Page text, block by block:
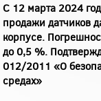
С 12 марта 2024
продажидатчиков
корпусе.
до 0,5 %.
012/2011«О
средах»